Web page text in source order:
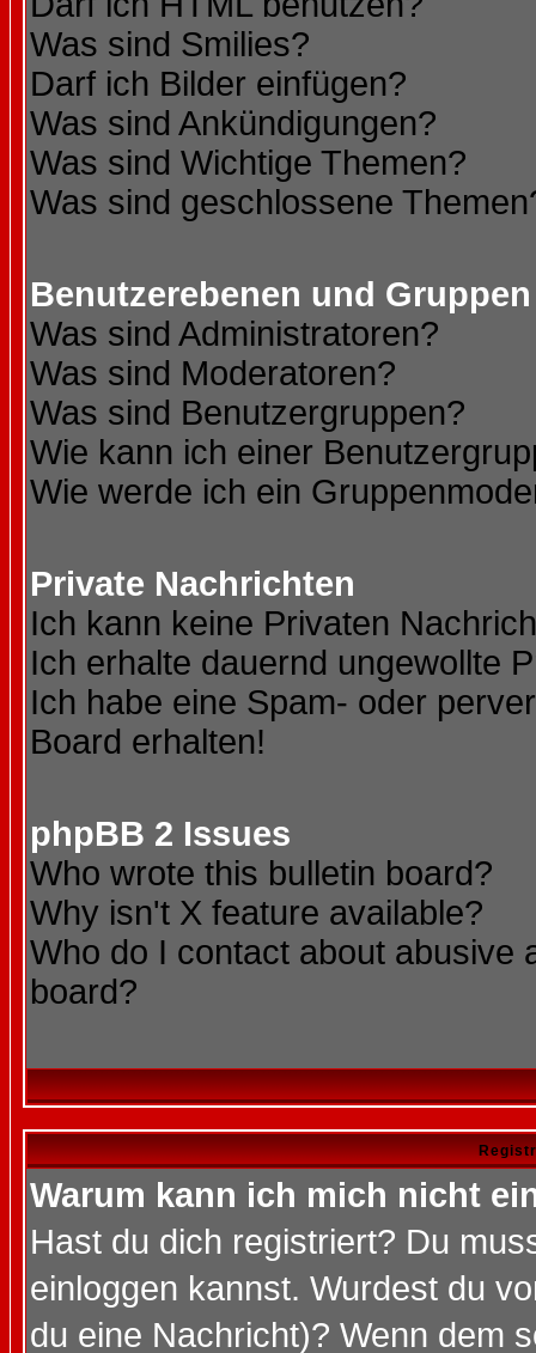
Was sind Smilies?
Darf ich Bilder einfügen?
Was sind Ankündigungen?
Was sind Wichtige Themen?
Was sind geschlossene
Benutzerebenen und Gruppen
Was sind Administratoren?
Was sind Moderatoren?
Was sind Benutzergruppen?
Wie kann ich einer
Wie werde ich ein
Private Nachrichten
Ich kann keine Privaten
Ich erhalte dauernd ungewollte
Ich habe eine Spam- oder
Board erhalten!
phpBB 2 Issues
Who wrote this bulletin board?
Why isn't X feature available?
Who do I contact about abusive
board?
Warum kann ich mich nicht
Hast du dich registriert? Du
einloggen kannst. Wurdest du
du eine Nachricht)? Wenn dem